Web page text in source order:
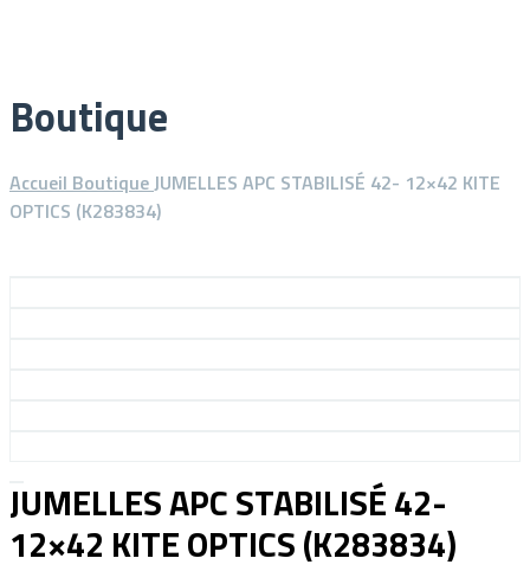
Boutique
Accueil BoutiqueJUMELLES APC STABILISÉ 42- 12×42 KITE
OPTICS (K283834)
JUMELLES APC STABILISÉ 42-
12×42 KITE OPTICS (K283834)